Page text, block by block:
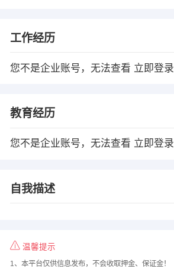
工作经历
您不是企业账号，无法查看 立即登录
教育经历
您不是企业账号，无法查看 立即登录
自我描述
温馨提示
1、本平台仅供信息发布，不会收取押金、保证金！